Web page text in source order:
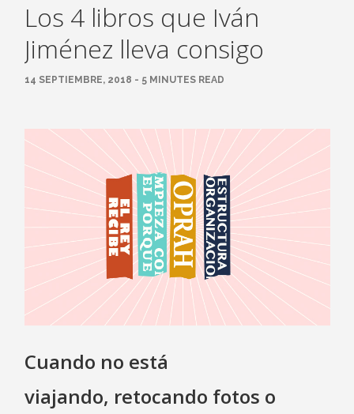
Los 4 libros que Iván
Jiménez lleva consigo
14 SEPTIEMBRE, 2018 - 5 MINUTES READ
Cuando no está
viajando, retocando fotos o